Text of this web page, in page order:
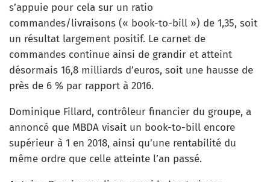
s’appuie pour cela sur un ratio
commandes/livraisons (« book-to-bill ») de 1,35, soit
un résultat largement positif. Le carnet de
commandes continue ainsi de grandir et atteint
désormais 16,8 milliards d’euros, soit une hausse de
près de 6 % par rapport à 2016.
Dominique Fillard, contrôleur financier du groupe, a
annoncé que MBDA visait un book-to-bill encore
supérieur à 1 en 2018, ainsi qu’une rentabilité du
même ordre que celle atteinte l’an passé.